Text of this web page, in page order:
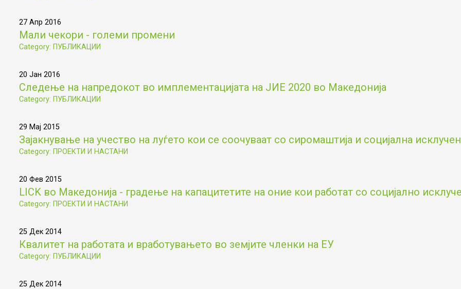
27 Апр 2016
Мали чекори - големи промени
Category: ПУБЛИКАЦИИ
20 Јан 2016
Следење на напредокот во имплементацијата на ЈИЕ 2020 во Македонија
Category: ПУБЛИКАЦИИ
29 Мај 2015
Зајакнување на учество на луѓето кои се соочуваат со сиромаштија и социјална
Category: ПРОЕКТИ И НАСТАНИ
20 Фев 2015
LICK во Македонија - градење на капацитетите на оние кои работат со социјално
Category: ПРОЕКТИ И НАСТАНИ
25 Дек 2014
Квалитет на работата и вработувањето во земјите членки на ЕУ
Category: ПУБЛИКАЦИИ
25 Дек 2014